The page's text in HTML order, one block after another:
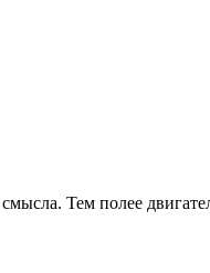
Тем полее